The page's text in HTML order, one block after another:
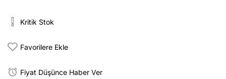
Kritik Stok
Favorilere Ekle
Fiyat Düşünce Haber Ver